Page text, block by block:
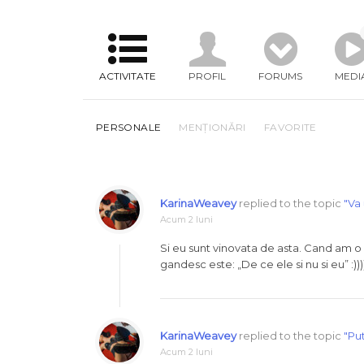
ACTIVITATE PROFIL FORUMS
PERSONALE MENȚIONĂRI FAVORITE
KarinaWeaveyreplied to the topic
Acum 2 luni
Si eu sunt vinovata de asta. Cand am
gandesc este: „De ce ele si nu si eu”
KarinaWeaveyreplied to the topic
Acum 2 luni